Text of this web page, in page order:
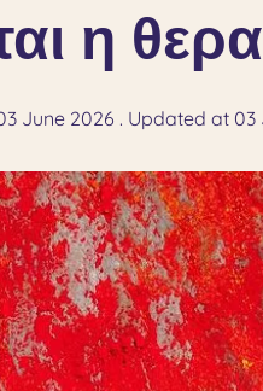
η
June 2026 . Updated at 03